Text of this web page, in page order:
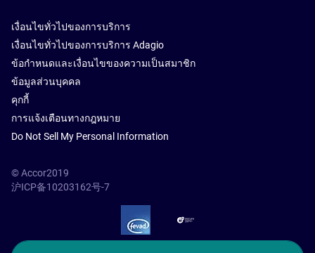
เงื่อนไขทั่วไปของการบริการ
เงื่อนไขทั่วไปของการบริการ Adagio
ข้อกำหนดและเงื่อนไขของความเป็นสมาชิก
ข้อมูลส่วนบุคคล
คุกกี้
การแจ้งเตือนทางกฎหมาย
Do Not Sell My Personal Information
© Accor2019
沪ICP备10203162号-7